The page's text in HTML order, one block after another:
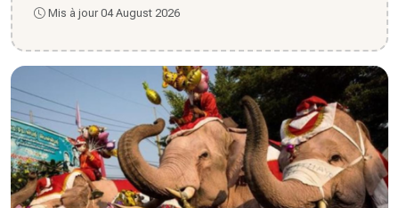
Mis à jour 04 August 2026